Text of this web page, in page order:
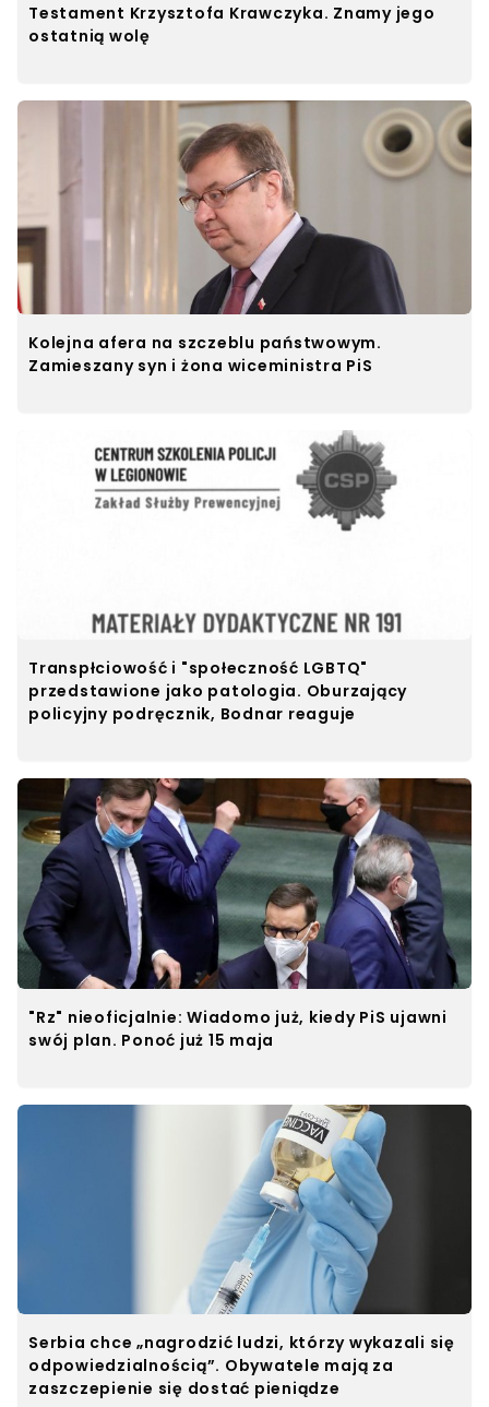
Testament Krzysztofa Krawczyka. Znamy jego
ostatnią wolę
Kolejna afera na szczeblu państwowym.
Zamieszany syn i żona wiceministra PiS
Transpłciowość i "społeczność LGBTQ"
przedstawione jako patologia. Oburzający
policyjny podręcznik, Bodnar reaguje
"Rz" nieoficjalnie: Wiadomo już, kiedy PiS ujawni
swój plan. Ponoć już 15 maja
Serbia chce „nagrodzić ludzi, którzy wykazali się
odpowiedzialnością”. Obywatele mają za
zaszczepienie się dostać pieniądze